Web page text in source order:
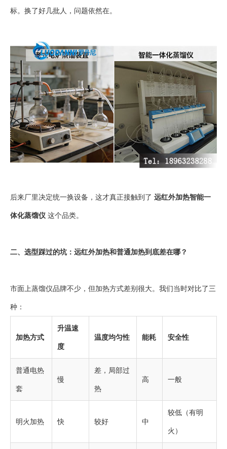
标。换了好几批人，问题依然在。
后来厂里决定统一换设备，这才真正接触到了 远红外加热智能一
体化蒸馏仪 这个品类。
二、选型踩过的坑：远红外加热和普通加热到底差在哪？
市面上蒸馏仪品牌不少，但加热方式差别很大。我们当时对比了三
种：
加热方式
升温速
度
温度均匀性 能耗 安全性
普通电热
套
慢
差，局部过
热
高 一般
明火加热 快 较好 中
较低（有明
火）